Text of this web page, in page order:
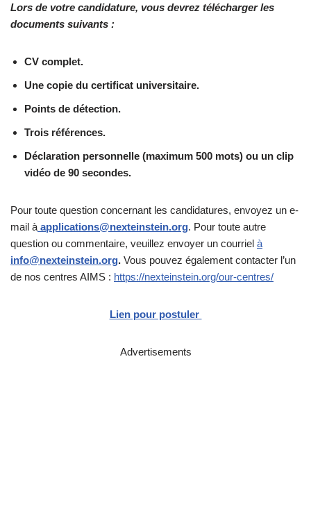
Lors de votre candidature, vous devrez télécharger les
documents suivants :
CV complet.
Une copie du certificat universitaire.
Points de détection.
Trois références.
Déclaration personnelle (maximum 500 mots) ou un clip
vidéo de 90 secondes.
Pour toute question concernant les candidatures, envoyez un e-
mail à applications@nexteinstein.org. Pour toute autre
question ou commentaire, veuillez envoyer un courriel à
info@nexteinstein.org. Vous pouvez également contacter l’un
de nos centres AIMS : https://nexteinstein.org/our-centres/
Lien pour postuler
Advertisements